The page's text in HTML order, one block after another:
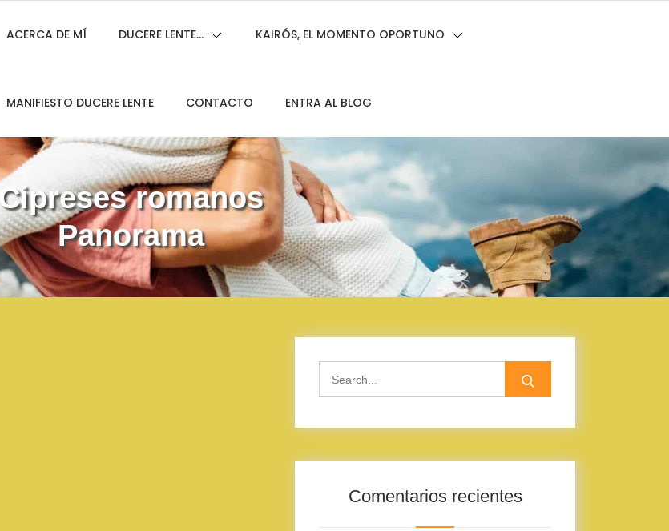
ACERCA DE MÍ DUCERE LENTE… KAIRÓS, EL MOMENTO OPORTUNO
MANIFIESTO DUCERE LENTE CONTACTO ENTRA AL BLOG
Cipreses romanos
Panorama
Comentarios recientes